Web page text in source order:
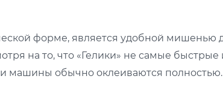
форме, является удобной мишенью
на то, что «Гелики» не самые
машины обычно оклеиваются полностью.